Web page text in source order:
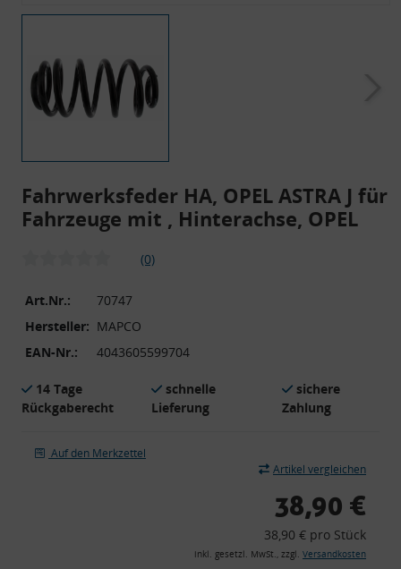
Fahrwerksfeder HA, OPEL ASTRA J für
Fahrzeuge mit , Hinterachse, OPEL
(0)
Art.Nr.:
70747
Hersteller: MAPCO
EAN-Nr.:
4043605599704
14 Tage
Rückgaberecht
schnelle
Lieferung
sichere
Zahlung
Auf den Merkzettel
Artikel vergleichen
38,90 €
38,90 € pro Stück
inkl. gesetzl. MwSt., zzgl. Versandkosten